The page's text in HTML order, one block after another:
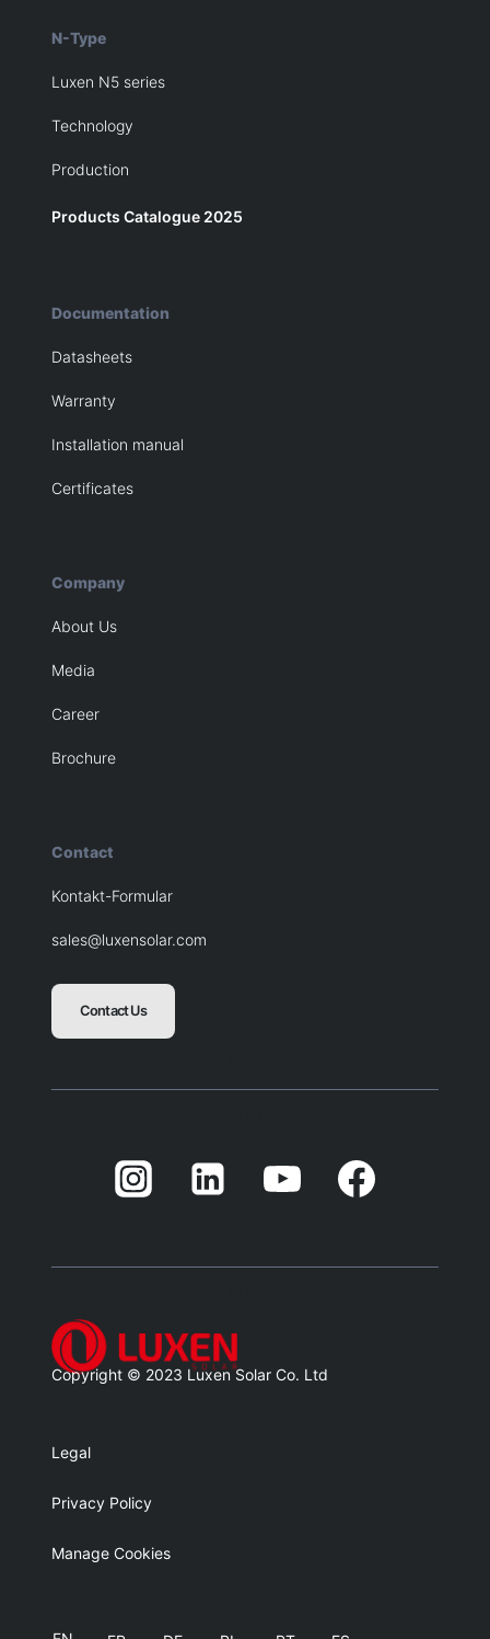
N-Type
Luxen N5 series
Technology
Production
Products Catalogue 2025
Documentation
Datasheets
Warranty
Installation manual
Certificates
Company
About Us
Media
Career
Brochure
Contact
Kontakt-Formular
sales@luxensolar.com
Contact Us
Copyright © 2023 Luxen Solar Co. Ltd
Legal
Privacy Policy
Manage Cookies